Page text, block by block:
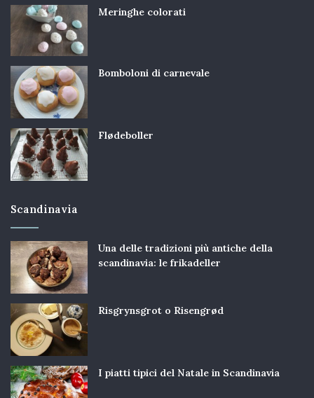
Meringhe colorati
Bomboloni di carnevale
Flødeboller
Scandinavia
Una delle tradizioni più antiche della
scandinavia: le frikadeller
Risgrynsgrot o Risengrød
I piatti tipici del Natale in Scandinavia